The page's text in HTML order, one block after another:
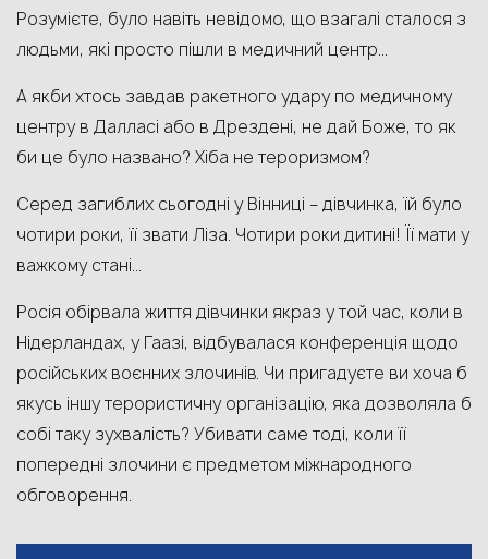
Розумієте, було навіть невідомо, що взагалі сталося з
людьми, які просто пішли в медичний центр…
А якби хтось завдав ракетного удару по медичному
центру в Далласі або в Дрездені, не дай Боже, то як
би це було названо? Хіба не тероризмом?
Серед загиблих сьогодні у Вінниці – дівчинка, їй було
чотири роки, її звати Ліза. Чотири роки дитині! Її мати у
важкому стані…
Росія обірвала життя дівчинки якраз у той час, коли в
Нідерландах, у Гаазі, відбувалася конференція щодо
російських воєнних злочинів. Чи пригадуєте ви хоча б
якусь іншу терористичну організацію, яка дозволяла б
собі таку зухвалість? Убивати саме тоді, коли її
попередні злочини є предметом міжнародного
обговорення.